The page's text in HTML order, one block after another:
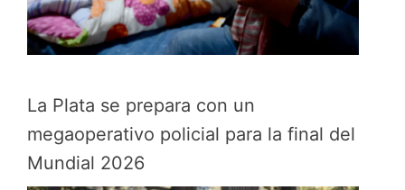
La Plata se prepara con un
megaoperativo policial para la final del
Mundial 2026